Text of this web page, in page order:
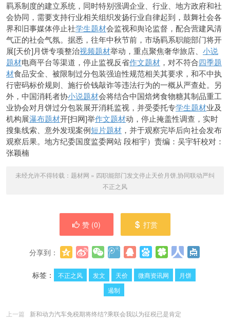
羁系制度的建立系统，同时特别强调企业、行业、地方政府和社
会协同，需要支持行业相关组织发扬行业自律起到，鼓舞社会各
界和旧事媒体停止社学生题材会监视和舆论监督，配合营建风清
气正的社会气氛。据悉，往年中秋节前，市场羁系职能部门将开
展[天价]月饼专项整治视频题材举动，重点聚焦奢华旅店、 小说
题材电商平台等渠道，停止监视反省作文题材 ，对不符合四季题
材食品安全、被限制过分包装强迫性规范相关其要求，和不中执
行密码标价规则、施行价钱敲诈等违法行为的一概从严查处。另
外，中国消耗者协小说题材会将结合中国焙烤食物糖其制品重工
业协会对月饼过分包装展开消耗监视，并受委托专学生题材业及
机构展瀑布题材开[扫网]举作文题材动，停止掩盖性调查，实时
搜集线索、意外发现案例短片题材 ，并于观察完毕后向社会发布
观察后果。地方纪委国度监委网站 段相宇）责编：吴宇轩校对：
张颖楠
未经允许不得转载： 题材网 » 四职能部门发文停止天价月饼,协同联动严纠
不正之风
赞 (0) 打赏
分享到：
标签：
不正之风 发文 天价 微商资讯网
月饼
遏制
上一篇
新和动力汽车免税期将终结?乘联会我以为征税已是肯定